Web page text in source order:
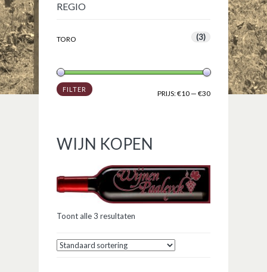
REGIO
TORO (3)
FILTER PRIJS:€10 — €30
WIJN KOPEN
Toont alle 3 resultaten